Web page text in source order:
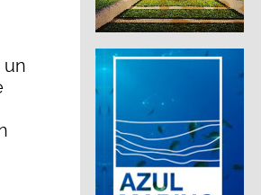
un